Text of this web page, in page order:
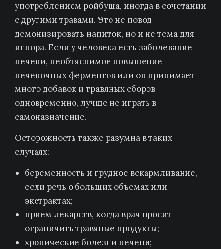
употреблением ройбуша, иногда в сочетании
с другими травами. Это не повод
демонизировать напиток, но и не тема для
игнора. Если у человека есть заболевание
печени, необъяснимое повышение
печеночных ферментов или он принимает
много добавок и травяных сборов
одновременно, лучше не играть в
самоназначение.
Осторожность также разумна в таких
случаях:
беременность и грудное вскармливание,
если речь о больших объемах или
экстрактах;
прием лекарств, когда врач просит
ограничить травяные продукты;
хронические болезни печени;